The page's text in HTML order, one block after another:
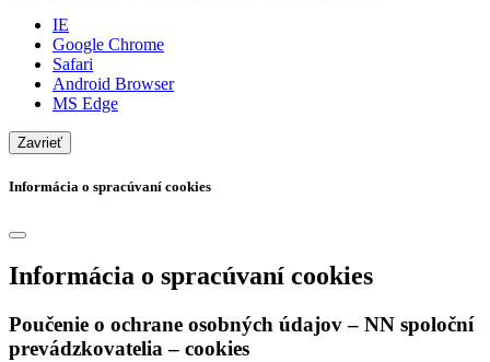
IE
Google Chrome
Safari
Android Browser
MS Edge
Zavrieť
Informácia o spracúvaní cookies
Informácia o spracúvaní cookies
Poučenie o ochrane osobných údajov – NN spoloční
prevádzkovatelia – cookies